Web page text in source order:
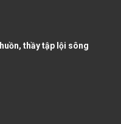
thầy tập lội sông